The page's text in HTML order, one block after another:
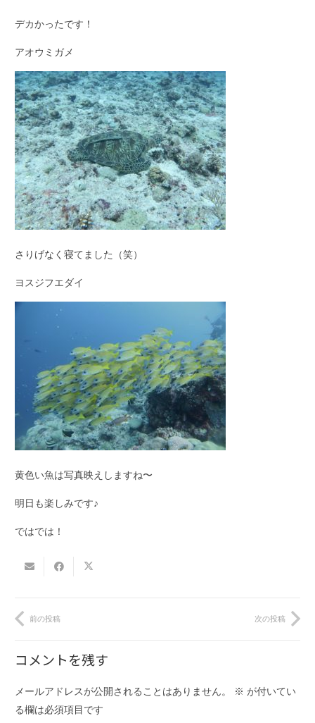
デカかったです！
アオウミガメ
さりげなく寝てました（笑）
ヨスジフエダイ
黄色い魚は写真映えしますね〜
明日も楽しみです♪
ではでは！
前の投稿 次の投稿
コメントを残す
メールアドレスが公開されることはありません。 ※ が付いてい
る欄は必須項目です